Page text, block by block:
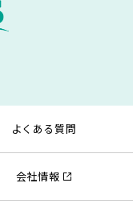
よくある質問
会社情報